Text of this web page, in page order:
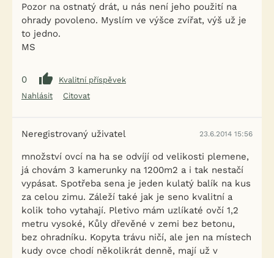
Pozor na ostnatý drát, u nás není jeho použití na
ohrady povoleno. Myslím ve výšce zvířat, výš už je
to jedno.
MS
0
Kvalitní příspěvek
Nahlásit
Citovat
Neregistrovaný uživatel 23.6.2014 15:56
množství ovcí na ha se odvíjí od velikosti plemene,
já chovám 3 kamerunky na 1200m2 a i tak nestačí
vypásat. Spotřeba sena je jeden kulatý balík na kus
za celou zimu. Záleží také jak je seno kvalitní a
kolik toho vytahají. Pletivo mám uzlíkaté ovčí 1,2
metru vysoké, Kůly dřevěné v zemi bez betonu,
bez ohradníku. Kopyta trávu ničí, ale jen na místech
kudy ovce chodí několikrát denně, mají už v